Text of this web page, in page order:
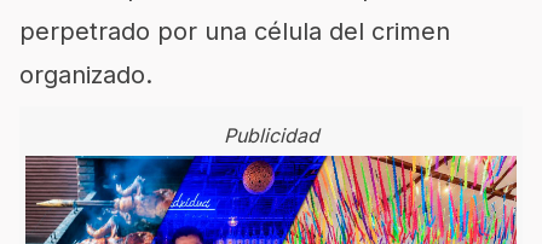
perpetrado por una célula del crimen
organizado.
Publicidad